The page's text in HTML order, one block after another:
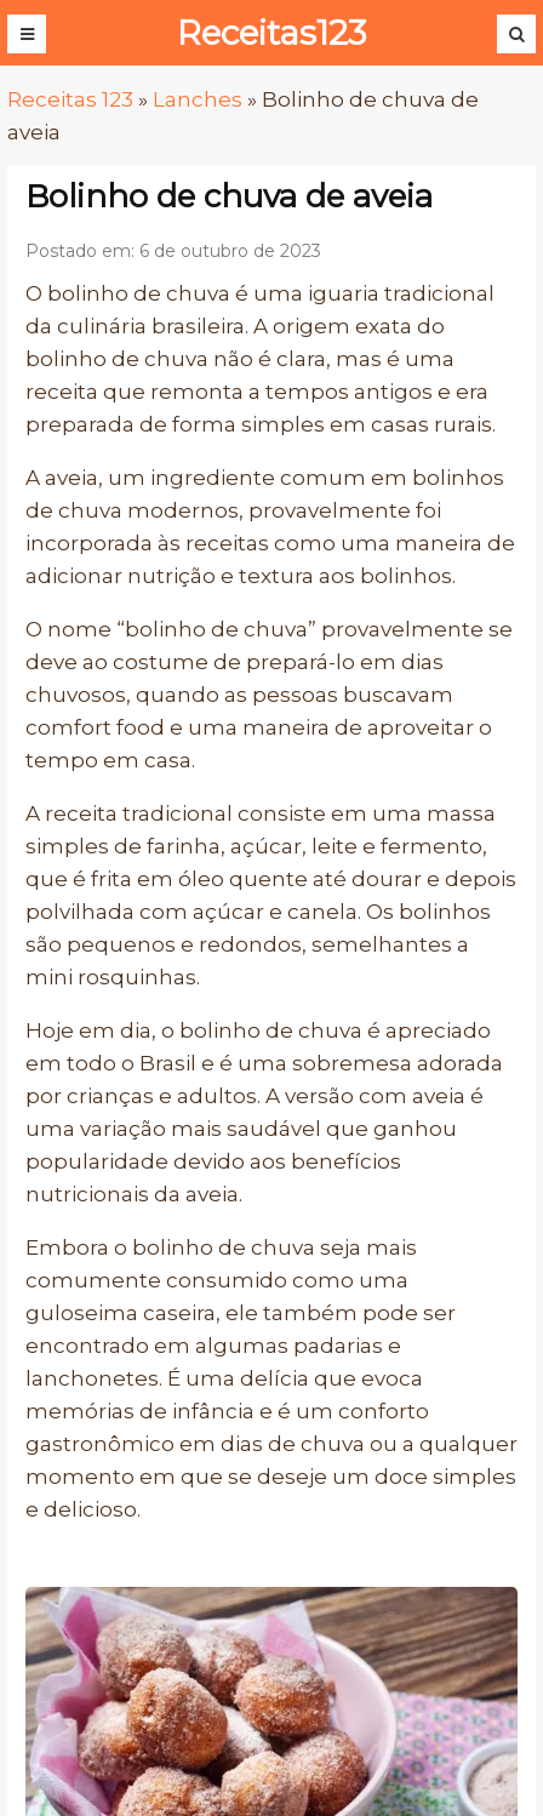
Receitas123
Receitas 123 » Lanches » Bolinho de chuva de
aveia
Bolinho de chuva de aveia
Postado em: 6 de outubro de 2023
O bolinho de chuva é uma iguaria tradicional
da culinária brasileira. A origem exata do
bolinho de chuva não é clara, mas é uma
receita que remonta a tempos antigos e era
preparada de forma simples em casas rurais.
A aveia, um ingrediente comum em bolinhos
de chuva modernos, provavelmente foi
incorporada às receitas como uma maneira de
adicionar nutrição e textura aos bolinhos.
O nome “bolinho de chuva” provavelmente se
deve ao costume de prepará-lo em dias
chuvosos, quando as pessoas buscavam
comfort food e uma maneira de aproveitar o
tempo em casa.
A receita tradicional consiste em uma massa
simples de farinha, açúcar, leite e fermento,
que é frita em óleo quente até dourar e depois
polvilhada com açúcar e canela. Os bolinhos
são pequenos e redondos, semelhantes a
mini rosquinhas.
Hoje em dia, o bolinho de chuva é apreciado
em todo o Brasil e é uma sobremesa adorada
por crianças e adultos. A versão com aveia é
uma variação mais saudável que ganhou
popularidade devido aos benefícios
nutricionais da aveia.
Embora o bolinho de chuva seja mais
comumente consumido como uma
guloseima caseira, ele também pode ser
encontrado em algumas padarias e
lanchonetes. É uma delícia que evoca
memórias de infância e é um conforto
gastronômico em dias de chuva ou a qualquer
momento em que se deseje um doce simples
e delicioso.